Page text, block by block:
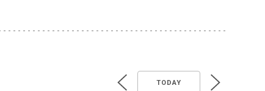
TODAY